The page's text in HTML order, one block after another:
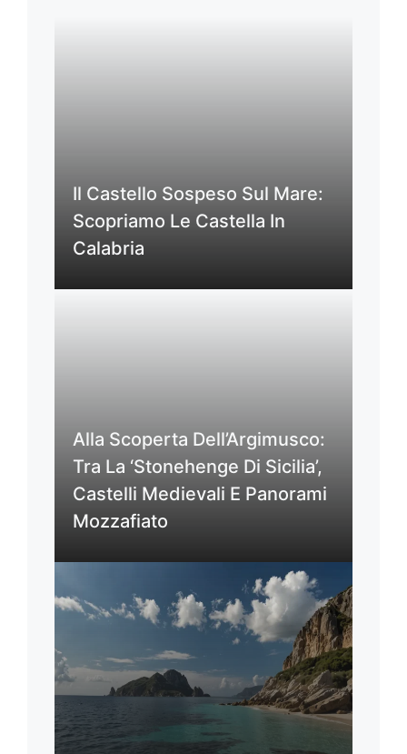
Il Castello Sospeso Sul Mare:
Scopriamo Le Castella In
Calabria
Alla Scoperta Dell’Argimusco:
Tra La ‘Stonehenge Di Sicilia’,
Castelli Medievali E Panorami
Mozzafiato